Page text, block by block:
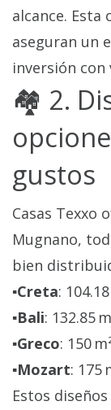
alcance.
aseguran un
inversión con
🏘️ 2.
gustos
Casas Texxo
Mugnano,
bien
▪️Creta:
▪️Bali: 132.85
▪️Greco: 150
▪️Mozart: 175
Estos